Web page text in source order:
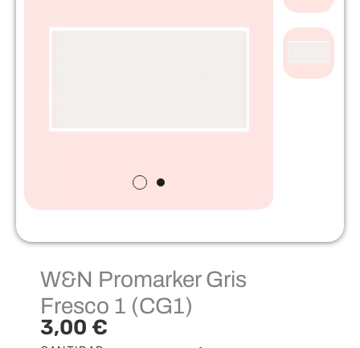
W&N Promarker Gris
Fresco 1 (CG1)
3,00 €